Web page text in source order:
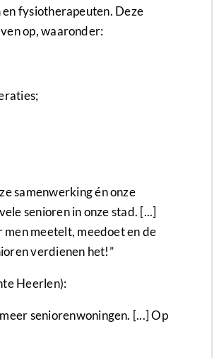
fysiotherapeuten. Deze
op, waaronder:
samenwerking én onze
senioren in onze stad. [...]
meetelt, meedoet en de
verdienen het!”
Heerlen):
seniorenwoningen. [...] Op